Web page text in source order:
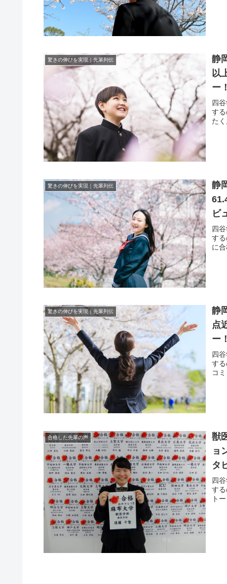
驚きの伸びを実現｜先輩列伝
静
以
ー
四
す
た
驚きの伸びを実現｜先輩列伝
静
ビ
四
す
に
驚きの伸びを実現｜先輩列伝
静
点
ー
四
す
コ
合格した先輩の声
獣
ョ
タ
四
す
ト